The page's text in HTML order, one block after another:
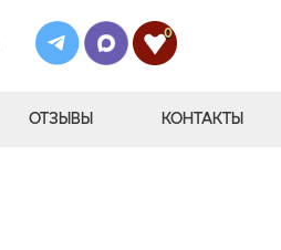
0
ОТЗЫВЫ КОНТАКТЫ